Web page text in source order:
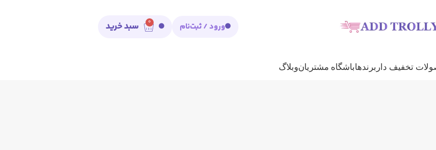
ورود / ثبت‌نام 0 سبد خرید
تخفیف دار برندهاباشگاه مشتریانوبلاگ